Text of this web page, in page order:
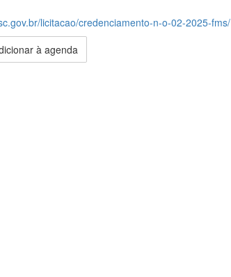
licitacao/credenciamento-n-o-02-2025-fms/
à agenda